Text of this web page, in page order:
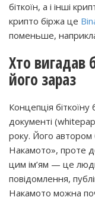
біткоїн, а і інші
крипто біржа це
поменьше,
Хто вигадав
його зараз
Концепція
документі
року. Його автором
Накамото», проте
цим ім’ям — це
повідомлення,
Накамото можна